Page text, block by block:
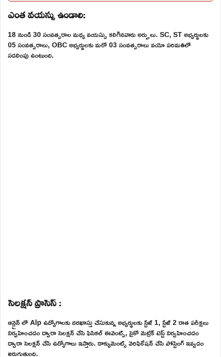
ఎంత వయస్సు ఉండాలి:
18 నుండి 30 సంవత్సరాల మధ్య వయస్సు కలిగినవారు అర్హులు. SC, ST అభ్యర్థులకు
05 సంవత్సరాలు, OBC అభ్యర్థులకు మరో 03 సంవత్సరాలు వయో పరిమతిలో
సడలింపు ఉంటుంది.
సెలక్షన్ ప్రాసెస్ :
ఆన్లైన్ లో Alp ఉద్యోగాలకు దరఖాస్తు చేసుకున్న అభ్యర్థులకు స్టేజ్ 1, స్టేజ్ 2 రాత పరీక్షలు
నిర్వహించడం ద్వారా సెలక్షన్ చేసి ఫిసికల్ ఈవెంట్స్, సైకో మెట్రిక్ టెస్ట్ నిర్వహించడం
ద్వారా సెలక్షన్ చేసి ఉద్యోగాలు ఇస్తారు. డాక్యుమెంట్స్ వెరిఫికేషన్ చేసి పోస్టింగ్ ఇవ్వడం
జరుగుతుంది.